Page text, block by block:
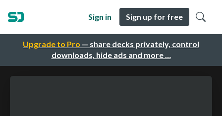
Upgrade to Pro — share decks privately, control
downloads, hide ads and more …
Sign in Sign up for free